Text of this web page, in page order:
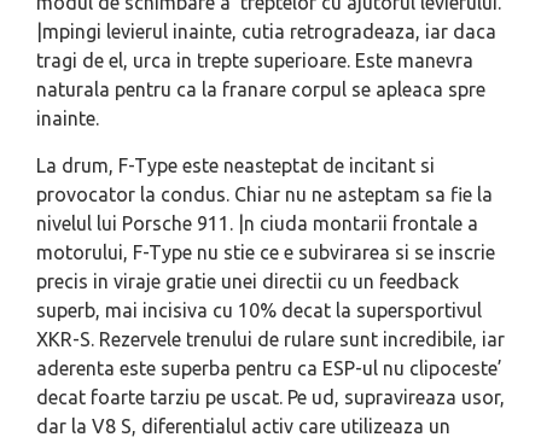
|mpingi levierul inainte, cutia retrogradeaza, iar daca
tragi de el, urca in trepte superioare. Este manevra
naturala pentru ca la franare corpul se apleaca spre
inainte.
La drum, F-Type este neasteptat de incitant si
provocator la condus. Chiar nu ne asteptam sa fie la
nivelul lui Porsche 911. |n ciuda montarii frontale a
motorului, F-Type nu stie ce e subvirarea si se inscrie
precis in viraje gratie unei directii cu un feedback
superb, mai incisiva cu 10% decat la supersportivul
XKR-S. Rezervele trenului de rulare sunt incredibile, iar
aderenta este superba pentru ca ESP-ul nu clipoceste’
decat foarte tarziu pe uscat. Pe ud, supravireaza usor,
dar la V8 S, diferentialul activ care utilizeaza un